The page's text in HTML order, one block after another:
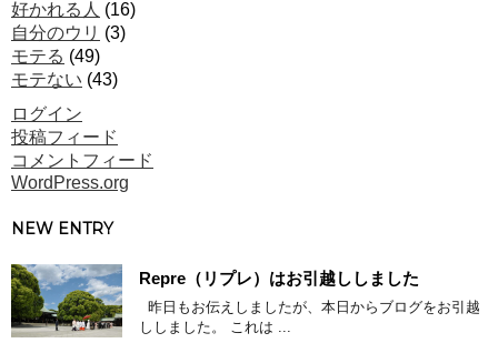
好かれる人 (16)
自分のウリ (3)
モテる (49)
モテない (43)
ログイン
投稿フィード
コメントフィード
WordPress.org
NEW ENTRY
Repre（リプレ）はお引越ししました
昨日もお伝えしましたが、本日からブログをお引越
ししました。 これは ...